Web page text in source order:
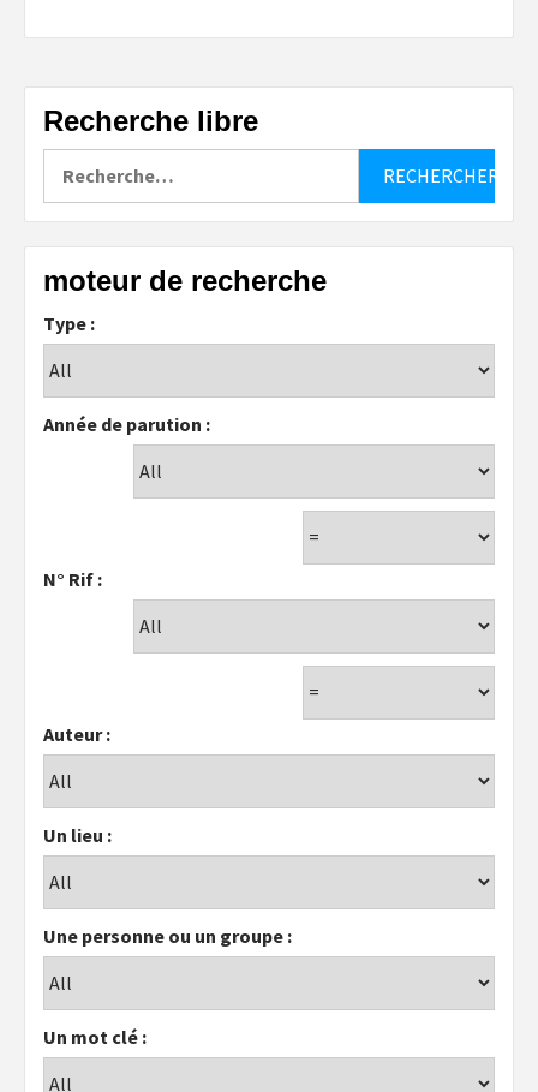
Recherche libre
moteur de recherche
Type :
Année de parution :
N° Rif :
Auteur :
Un lieu :
Une personne ou un groupe :
Un mot clé :